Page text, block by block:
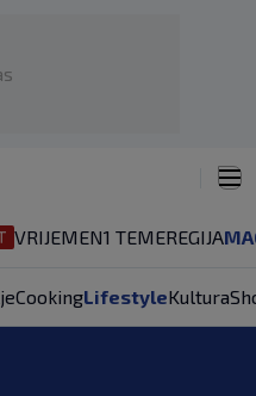
VRIJEMEN1 TEMEREGIJA
CookingLifestyleKultura